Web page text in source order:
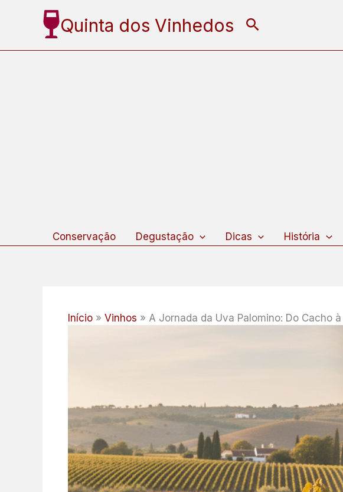
Quinta dos Vinhedos Pesquisar
Conservação Degustação Dicas História
Início Vinhos A Jornada da Uva Palomino: Do Cacho